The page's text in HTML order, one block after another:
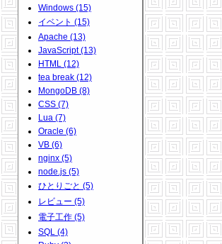
Windows (15)
イベント (15)
Apache (13)
JavaScript (13)
HTML (12)
tea break (12)
MongoDB (8)
CSS (7)
Lua (7)
Oracle (6)
VB (6)
nginx (5)
node.js (5)
ひとりごと (5)
レビュー (5)
電子工作 (5)
SQL (4)